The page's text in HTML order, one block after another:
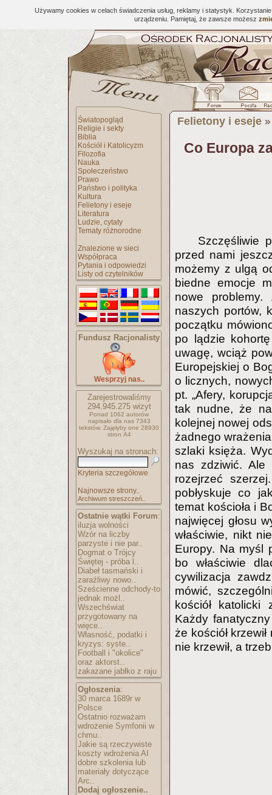
Używamy cookies w celach świadczenia usług, reklamy i statystyk.
urządzeniu. Pamiętaj, że zawsze możesz
Światopogląd
Religie i sekty
Biblia
Kościół i Katolicyzm
Filozofia
Nauka
Społeczeństwo
Prawo
Państwo i polityka
Kultura
Felietony i eseje
Literatura
Ludzie, cytaty
Tematy różnorodne
Znalezione w sieci
Współpraca
Pytania i odpowiedzi
Listy od czytelników
Fundusz Racjonalisty
Wesprzyj nas..
Zarejestrowaliśmy
294.945.275wizyt
Ponad 1062 autorów
napisało dla nas 7343
tekstów. Zajęłyby one 28930
stron A4
Wyszukaj na stronach:
Kryteria szczegółowe
Najnowsze strony..
Archiwum streszczeń..
Ostatnie wątki Forum:
iluzja wolności
Wzór na liczby
parzyste i nie par..
Dogmat o Trójcy
Świętej - próba l..
Diabeł tasmański i
zaraźliwy nowo..
Sześcienne odchody-to
jednak możl..
Wszechświat
przygotowany na
więce..
Własność, podatki i
kryzys: syste..
Football i "okolice"
oraz aktorst..
zakazane jabłko z raju
Ogłoszenia:
30 marca 1689r w
Polsce
Ostatnio rozważam
wdrożenie Symfonii w
chmu..
Jakie są rzeczywiste
koszty wdrożenia AI
dobre szkolenia lub
materiały dotyczące
Arc..
Dodaj ogłoszenie..
Felietony i eseje
Co Europa
Szczęśliwie
przed nami
możemy z ulgą
biedne emocje
nowe
naszych portów,
początku
po lądzie
uwagę, wciąż
Europejskiej o
o licznych,
pt. „Afery,
tak nudne, że
kolejnej nowej
żadnego
szlaki księża.
nas zdziwić.
rozejrzeć
pobłyskuje co
temat kościoła i
najwięcej głosu
właściwie, nikt
Europy. Na myśl
bo właściwie
cywilizacja
mówić,
kościół katolicki
Każdy
że kościół
nie krzewił, a